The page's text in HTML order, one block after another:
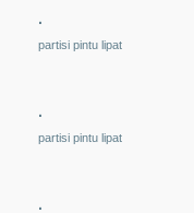
.
partisi pintu lipat
.
partisi pintu lipat
.